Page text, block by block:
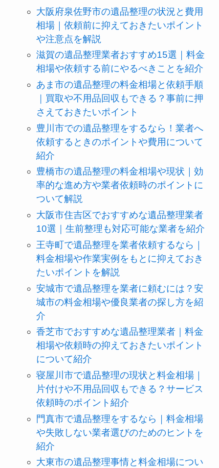
大阪府泉佐野市の遺品整理の状況と費用
相場｜依頼前に抑えておきたいポイント
や注意点を解説
滋賀の遺品整理業者おすすめ15選｜料金
相場や依頼する前にやるべきことを紹介
あま市の遺品整理の料金相場と依頼手順
｜買取や不用品回収もできる？事前に押
さえておきたいポイント
豊川市での遺品整理をするなら！業者へ
依頼するときのポイントや費用について
紹介
豊橋市の遺品整理の料金相場や現状｜効
率的な進め方や業者依頼時のポイントに
ついて解説
大阪市住吉区でおすすめな遺品整理業者
10選｜生前整理も対応可能な業者を紹介
王寺町で遺品整理を業者依頼するなら｜
料金相場や作業実例をもとに抑えておき
たいポイントを解説
安城市で遺品整理を業者に頼むには？安
城市の料金相場や優良業者の探し方を紹
介
香芝市でおすすめな遺品整理業者｜料金
相場や依頼時の抑えておきたいポイント
について紹介
寝屋川市で遺品整理の現状と料金相場｜
片付けや不用品回収もできる？サービス
依頼時のポイント紹介
門真市で遺品整理をするなら｜料金相場
や失敗しない業者選びのためのヒントを
紹介
大東市の遺品整理事情と料金相場につい